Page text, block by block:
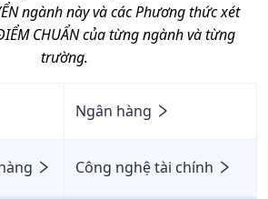
ngành này và các Phương thức xét
CHUẨN của từng ngành và từng
trường.
Ngân hàng
Công nghệ tài chính